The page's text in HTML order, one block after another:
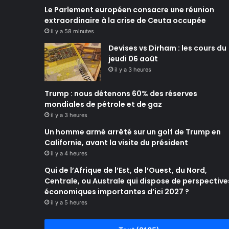
Le Parlement européen consacre une réunion
extraordinaire à la crise de Ceuta occupée
il y a 58 minutes
Devises vs Dirham : les cours du
jeudi 06 août
il y a 3 heures
Trump : nous détenons 60% des réserves
mondiales de pétrole et de gaz
il y a 3 heures
Un homme armé arrêté sur un golf de Trump en
Californie, avant la visite du président
il y a 4 heures
Qui de l’Afrique de l’Est, de l’Ouest, du Nord,
Centrale, ou Australe qui dispose de
économiques importantes d’ici 2027 ?
il y a 5 heures